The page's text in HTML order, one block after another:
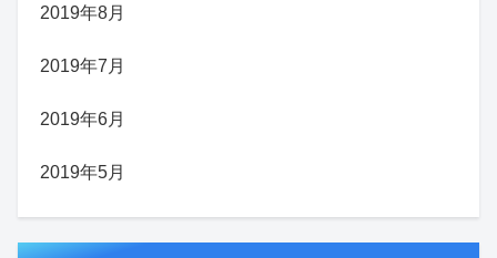
2019年8月
2019年7月
2019年6月
2019年5月